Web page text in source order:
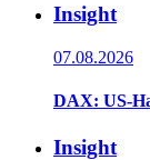
Insight
07.08.2026
DAX: US-
Insight